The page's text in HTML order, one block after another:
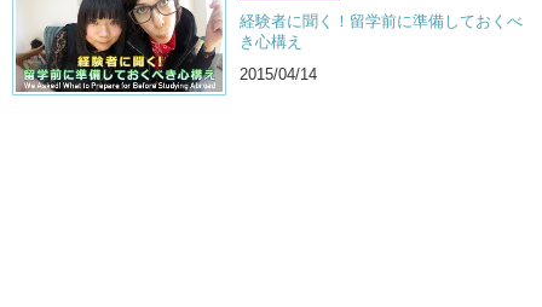
経験者に聞く！留学前に準備しておくべ
き心構え
2015/04/14